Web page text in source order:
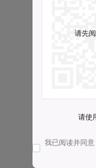
请先
请使
我已阅读并同意